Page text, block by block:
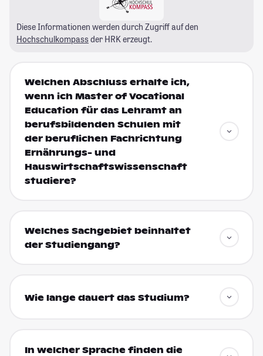
Diese Informationen werden durch Zugriff auf den
Hochschulkompass der HRK erzeugt.
Welchen Abschluss erhalte ich,
wenn ich Master of Vocational
Education für das Lehramt an
berufsbildenden Schulen mit
der beruflichen Fachrichtung
Ernährungs- und
Hauswirtschaftswissenschaft
studiere?
Welches Sachgebiet beinhaltet
der Studiengang?
Wie lange dauert das Studium?
In welcher Sprache finden die